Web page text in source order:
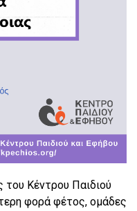
του Κέντρου Παιδιού
φορά φέτος, ομάδες